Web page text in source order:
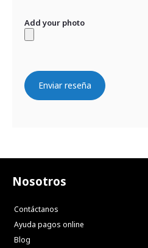
Add your photo
Enviar reseña
Nosotros
Contáctanos
Ayuda pagos online
Blog